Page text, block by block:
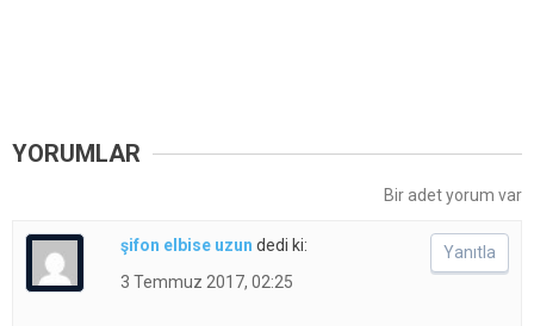
YORUMLAR
Bir adet yorum var
şifon elbise uzun dedi ki:
3 Temmuz 2017, 02:25
Yanıtla